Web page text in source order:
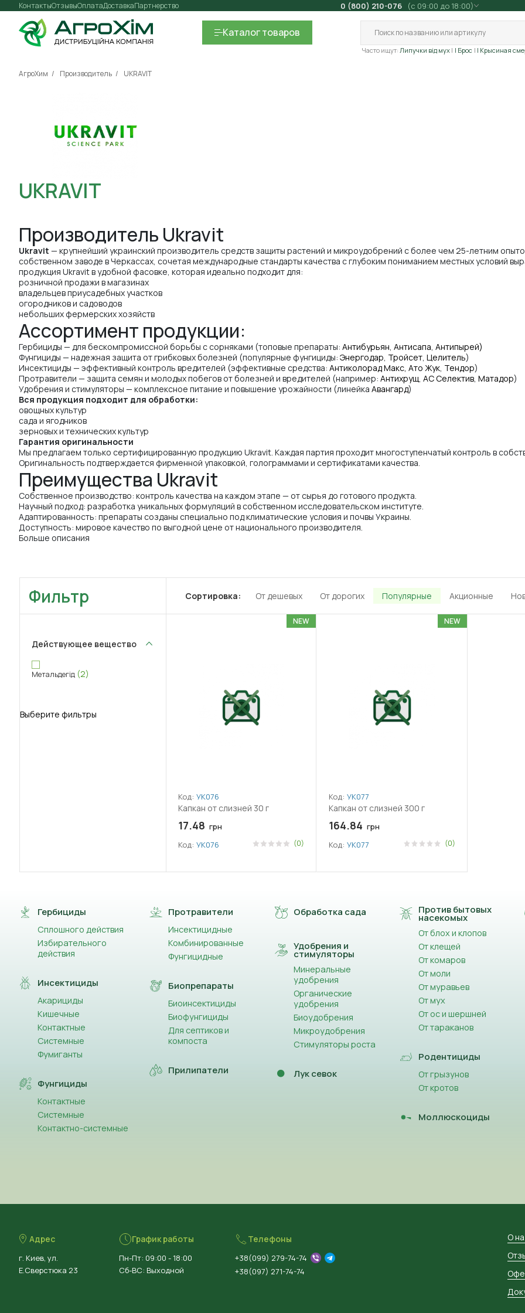
Контакты Оплата
Отзывы ДоставкаПартнерство 0 (800) 210-076 (с 09:00 до 18:00)
Каталогтоваров
Часто ищут: Липучки від мух | Брос | Крысиная
АгроХим Производитель UKRAVIT
UKRAVIT
Производитель Ukravit
Ukravit — крупнейший украинский производитель средств защиты растений и микроудобрений с более чем 25-летним
собственном заводе в Черкассах, сочетая международные стандарты качества с глубоким пониманием местных условий
продукция Ukravit в удобной фасовке, которая идеально подходит для:
розничной продажи в магазинах
владельцев приусадебных участков
огородников и садоводов
небольших фермерских хозяйств
Ассортимент продукции:
Гербициды — для бескомпромиссной борьбы с сорняками (топовые препараты: Антибурьян, Антисапа, Антипырей)
Фунгициды — надежная защита от грибковых болезней (популярные фунгициды: Энергодар, Тройсет, Целитель)
Инсектициды — эффективный контроль вредителей (эффективные средства: Антиколорад Макс, Ато Жук, Тендор)
Протравители — защита семян и молодых побегов от болезней и вредителей (например: Антихрущ, АС Селектив, Матадор)
Удобрения и стимуляторы — комплексное питание и повышение урожайности (линейка Авангард)
Вся продукция подходит для обработки:
овощных культур
сада и ягодников
зерновых и технических культур
Гарантия оригинальности
Мы предлагаем только сертифицированную продукцию Ukravit. Каждая партия проходит многоступенчатый контроль в
Оригинальность подтверждается фирменной упаковкой, голограммами и сертификатами качества.
Преимущества Ukravit
Собственное производство: контроль качества на каждом этапе — от сырья до готового продукта.
Научный подход: разработка уникальных формуляций в собственном исследовательском институте.
Адаптированность: препараты созданы специально под климатические условия и почвы Украины.
Доступность: мировое качество по выгодной цене от национального производителя.
Больше описания
Фильтр
Действующее вещество
Метальдегід (2)
Выберите фильтры
Сортировка: От дешевых От дорогих Популярные Акционные
NEW
Код: УК076
Капкан от слизней 30 г
17.48 грн
Код: УК076 (0)
NEW
Код: УК077
Капкан от слизней 300 г
164.84 грн
Код: УК077 (0)
Гербициды
Сплошного действия
Избирательного
действия
Инсектициды
Акарициды
Кишечные
Контактные
Системные
Фумиганты
Фунгициды
Контактные
Системные
Контактно-системные
Протравители
Инсектицидные
Комбинированные
Фунгицидные
Биопрепараты
Биоинсектициды
Биофунгициды
Для септиков и
компоста
Прилипатели
Обработка сада
Удобрения и
стимуляторы
Минеральные
удобрения
Органические
удобрения
Биоудобрения
Микроудобрения
Стимуляторы роста
Лук севок
Против бытовых
насекомых
От блох и клопов
От клещей
От комаров
От моли
От муравьев
От мух
От ос и шершней
От тараканов
Родентициды
От грызунов
От кротов
Моллюскоциды
Адрес
г. Киев, ул.
Е.Сверстюка 23
График работы
Пн-Пт: 09:00 - 18:00
Сб-ВС: Выходной
Телефоны
+38(099) 279-74-74
+38(097) 271-74-74
О